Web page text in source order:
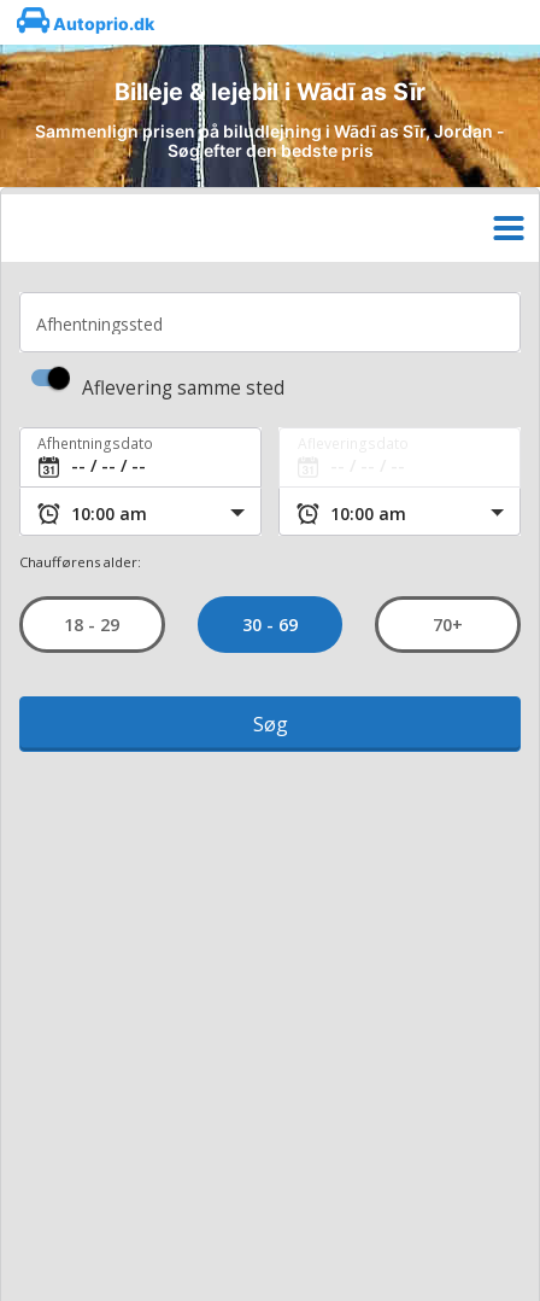
Autoprio.dk
Billeje & lejebil i Wādī as Sīr
Sammenlign prisen på biludlejning i Wādī as Sīr, Jordan -
Søg efter den bedste pris
Afhentningssted
Aflevering samme sted
Afhentningsdato
Chaufførens alder:
18 - 29 30 - 69 70+
Søg